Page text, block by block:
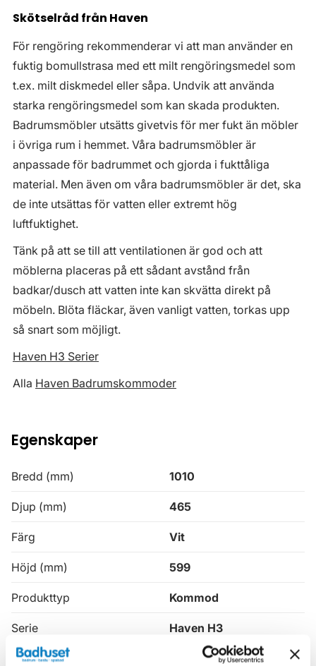
Skötselråd från Haven
För rengöring rekommenderar vi att man använder en
fuktig bomullstrasa med ett milt rengöringsmedel som
t.ex. milt diskmedel eller såpa. Undvik att använda
starka rengöringsmedel som kan skada produkten.
Badrumsmöbler utsätts givetvis för mer fukt än möbler
i övriga rum i hemmet. Våra badrumsmöbler är
anpassade för badrummet och gjorda i fukttåliga
material. Men även om våra badrumsmöbler är det, ska
de inte utsättas för vatten eller extremt hög
luftfuktighet.
Tänk på att se till att ventilationen är god och att
möblerna placeras på ett sådant avstånd från
badkar/dusch att vatten inte kan skvätta direkt på
möbeln. Blöta fläckar, även vanligt vatten, torkas upp
så snart som möjligt.
Haven H3 Serier
Alla Haven Badrumskommoder
Egenskaper
Bredd (mm) 1010
Djup (mm) 465
Färg Vit
Höjd (mm) 599
Produkttyp Kommod
Serie Haven H3
Varumärke Haven